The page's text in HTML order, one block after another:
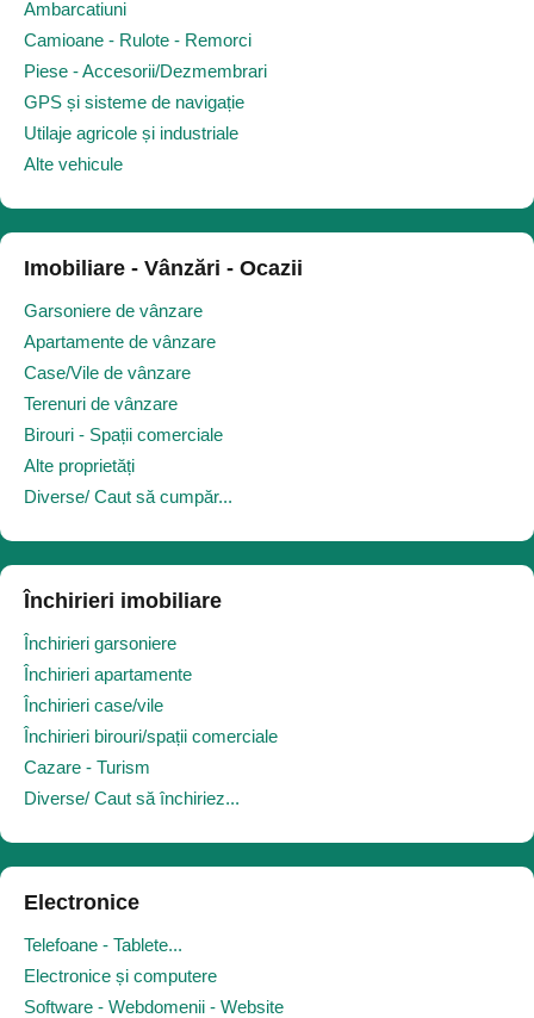
Ambarcatiuni
Camioane - Rulote - Remorci
Piese - Accesorii/Dezmembrari
GPS și sisteme de navigație
Utilaje agricole și industriale
Alte vehicule
Imobiliare - Vânzări - Ocazii
Garsoniere de vânzare
Apartamente de vânzare
Case/Vile de vânzare
Terenuri de vânzare
Birouri - Spații comerciale
Alte proprietăți
Diverse/ Caut să cumpăr...
Închirieri imobiliare
Închirieri garsoniere
Închirieri apartamente
Închirieri case/vile
Închirieri birouri/spații comerciale
Cazare - Turism
Diverse/ Caut să închiriez...
Electronice
Telefoane - Tablete...
Electronice și computere
Software - Webdomenii - Website